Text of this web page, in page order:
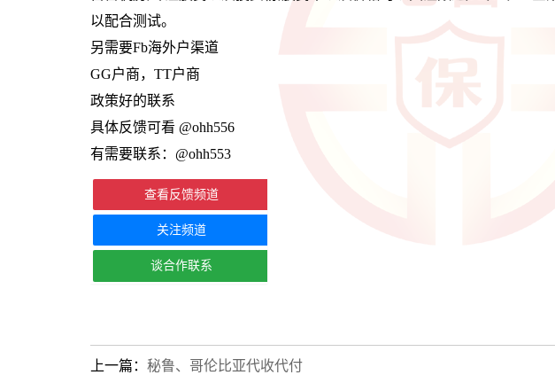
以配合测试。
另需要Fb海外户渠道
GG户商，TT户商
政策好的联系
具体反馈可看 @ohh556
有需要联系：@ohh553
查看反馈频道
关注频道
谈合作联系
上一篇： 秘鲁、哥伦比亚代收代付